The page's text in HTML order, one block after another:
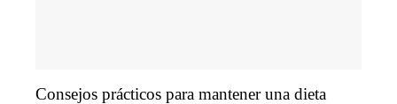
Consejos prácticos para mantener una dieta